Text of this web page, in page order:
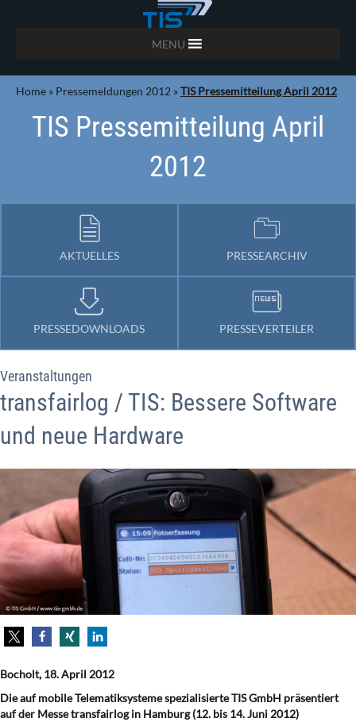
MENU
Home » Pressemeldungen 2012 »TIS Pressemitteilung April 2012
TIS Pressemitteilung April
2012
AKTUELLES PRESSEARCHIV
PRESSEDOWNLOADS PRESSEVERTEILER
Veranstaltungen
transfairlog / TIS: Bessere Software
und neue Hardware
Bocholt, 18. April 2012
Die auf mobile Telematiksysteme spezialisierte TIS GmbH präsentiert
auf der Messe transfairlog in Hamburg (12. bis 14. Juni 2012)